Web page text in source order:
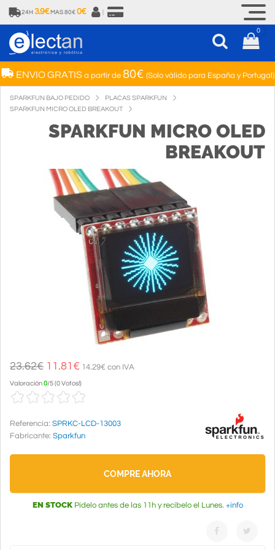
24H 3.9€ MAS 80€ 0€
0
ENVIO GRATISa partir de 80€ (Solo válido para España y Portugal)
SPARKFUN BAJO PEDIDO
PLACAS SPARKFUN
SPARKFUN MICRO OLED BREAKOUT
SPARKFUN MICRO OLED
BREAKOUT
23.62€ 11.81 € 14.29€ con IVA
Valoración0/5(0 Votos!)
Referencia: SPRKC-LCD-13003
Fabricante: Sparkfun
COMPRE AHORA
EN STOCKPídelo antes de las 11h y recíbelo el Lunes. +info